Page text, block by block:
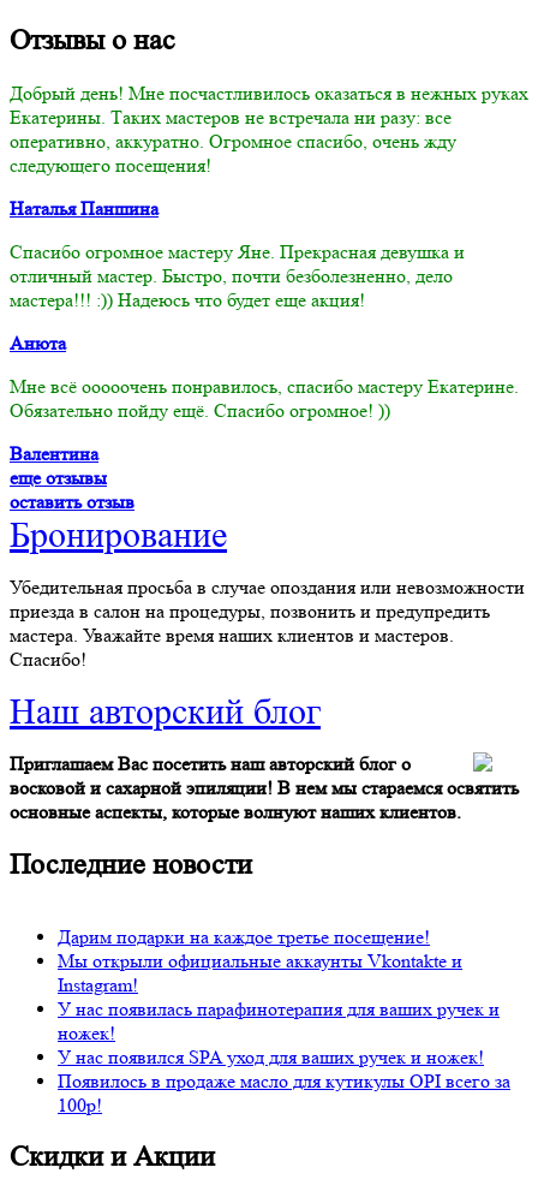
Отзывыо нас
Добрый день! Мне посчастливилось оказаться в нежных руках
Екатерины. Таких мастеров не встречала ни разу: все
оперативно, аккуратно. Огромное спасибо, очень жду
следующего посещения!
Наталья Паншина
Спасибо огромное мастеру Яне. Прекрасная девушка и
отличный мастер. Быстро, почти безболезненно, дело
мастера!!! :)) Надеюсь что будет еще акция!
Анюта
Мне всё ооооочень понравилось, спасибо мастеру Екатерине.
Обязательно пойду ещё. Спасибо огромное! ))
Валентина
еще отзывы
оставить отзыв
Бронирование
Убедительная просьба в случае опоздания или невозможности
приезда в салон на процедуры, позвонить и предупредить
мастера. Уважайте время наших клиентов и мастеров.
Спасибо!
Наш авторский блог
Приглашаем Вас посетить наш авторский блог о
восковой и сахарной эпиляции! В нем мы стараемся освятить
основные аспекты, которые волнуют наших клиентов.
Последние новости
Дарим подарки на каждое третье посещение!
Мы открыли официальные аккаунты Vkontakte и
Instagram!
У нас появилась парафинотерапия для ваших ручек и
ножек!
У нас появился SPA уход для ваших ручек и ножек!
Появилось в продаже масло для кутикулы OPI всего за
100р!
Скидки иАкции